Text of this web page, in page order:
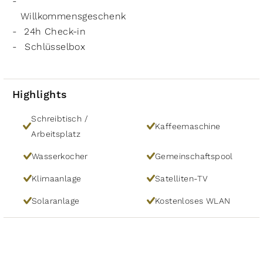
Willkommensgeschenk
24h Check-in
Schlüsselbox
Highlights
Schreibtisch /
Arbeitsplatz
Kaffeemaschine
Wasserkocher Gemeinschaftspool
Klimaanlage Satelliten-TV
Solaranlage Kostenloses WLAN